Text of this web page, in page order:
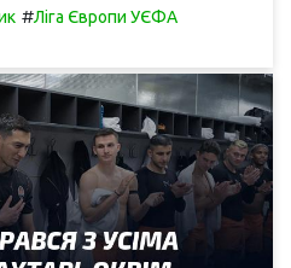
#Ліга Європи УЄФА